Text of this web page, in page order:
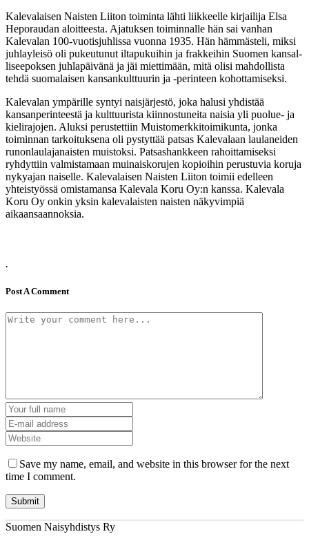
Kalevalaisen Naisten Liiton toiminta lähti liikkeelle kirjailija Elsa
Heporaudan aloitteesta. Ajatuksen toiminnalle hän sai vanhan
Kalevalan 100-vuotisjuhlissa vuonna 1935. Hän hämmästeli, miksi
juhlayleisö oli pukeutunut iltapukuihin ja frakkeihin Suomen kansal­
liseepoksen juhlapäivänä ja jäi miettimään, mitä olisi mahdollista
tehdä suomalaisen kan­sankulttuurin ja -perinteen kohottamiseksi.
Kalevalan ympärille syntyi naisjärjestö, joka halusi yhdistää
kansanperinteestä ja kulttuu­rista kiinnostuneita naisia yli puolue- ja
kielirajojen. Aluksi perustettiin Muistomerkkitoi­mikunta, jonka
toiminnan tarkoituksena oli pystyttää patsas Kalevalaan laulaneiden
ru­nonlaulajanaisten muistoksi. Patsashankkeen rahoittamiseksi
ryhdyttiin valmistamaan muinaiskorujen kopioihin perustuvia koruja
nykyajan naiselle. Kalevalaisen Naisten Lii­ton toimii edelleen
yhteistyössä omistamansa Kalevala Koru Oy:n kanssa. Kalevala
Koru Oy onkin yksin kalevalaisten naisten näkyvimpiä
aikaansaannoksia.
.
Post A Comment
Save my name, email, and website in this browser for the next
time I comment.
Suomen Naisyhdistys Ry